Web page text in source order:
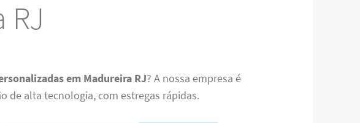
RJ
em Madureira RJ? A nossa empresa é
de alta tecnologia, com estregas rápidas.